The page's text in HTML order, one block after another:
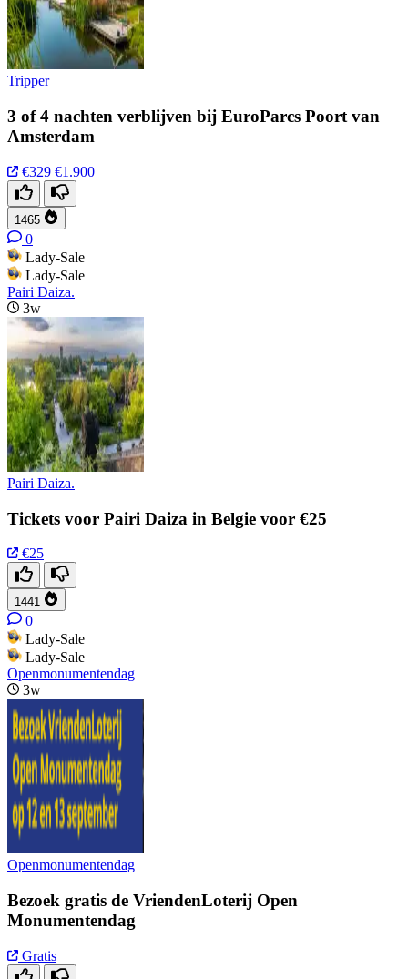
Tripper
3 of 4 nachten verblijven bij EuroParcs Poort van
Amsterdam
€329 €1.900
1465
0
Lady-Sale
Lady-Sale
Pairi Daiza.
3w
Pairi Daiza.
Tickets voor Pairi Daiza in Belgie voor €25
€25
1441
0
Lady-Sale
Lady-Sale
Openmonumentendag
3w
Openmonumentendag
Bezoek gratis de VriendenLoterij Open
Monumentendag
Gratis